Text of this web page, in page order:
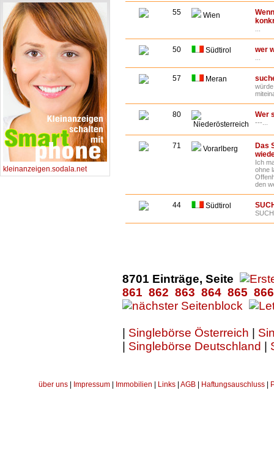
kleinanzeigen.sodala.net
55 Wien
50 Südtirol wer
57 Meran
80
Niederösterreich
Wer
---...
71 Vorarlberg
Das
Ich
ohne
den
44 Südtirol
8701 Einträge, Seite
861 862 863 864 865 866
Singlebörse Österreich
Singlebörse Deutschland
über uns Impressum Immobilien Links AGB Haftungsauschluss